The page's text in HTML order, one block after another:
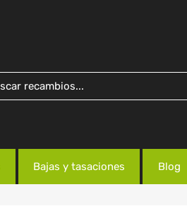
Bajas y tasaciones Blog